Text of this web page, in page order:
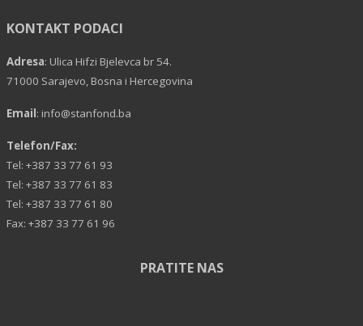
KONTAKT PODACI
Adresa: Ulica Hifzi Bjelevca br 54.
71000 Sarajevo, Bosna i Hercegovina
Email: info@stanfond.ba
Telefon/Fax:
Tel: +387 33 77 61 93
Tel: +387 33 77 61 83
Tel: +387 33 77 61 80
Fax: +387 33 77 61 96
PRATITE NAS